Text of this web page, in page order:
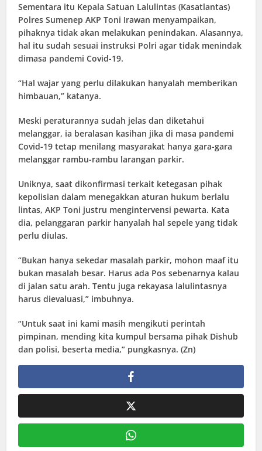
Sementara itu Kepala Satuan Lalulintas (Kasatlantas)
Polres Sumenep AKP Toni Irawan menyampaikan,
pihaknya tidak akan melakukan penindakan. Alasannya,
hal itu sudah sesuai instruksi Polri agar tidak menindak
dimasa pandemi Covid-19.
“Hal wajar yang perlu dilakukan hanyalah memberikan
himbauan,” katanya.
Meski peraturannya sudah jelas dan diketahui
melanggar, ia beralasan kasihan jika di masa pandemi
Covid-19 tetap menilang masyarakat hanya gara-gara
melanggar rambu-rambu larangan parkir.
Uniknya, saat dikonfirmasi terkait ketegasan pihak
kepolisian dalam menegakkan aturan hukum berlalu
lintas, AKP Toni justru mengintervensi pewarta. Kata
dia, pelanggaran parkir hanyalah hal sepele yang tidak
perlu diulas.
“Bukan hanya sekedar masalah parkir, mohon maaf itu
bukan masalah besar. Harus ada Pos sebenarnya kalau
di jalan satu arah. Tentu juga rekayasa lalulintasnya
harus dievaluasi,” imbuhnya.
“Untuk saat ini kami masih mengikuti perintah
pimpinan, mending kita kumpul bersama pihak Dishub
dan polisi, beserta media,” pungkasnya. (Zn)